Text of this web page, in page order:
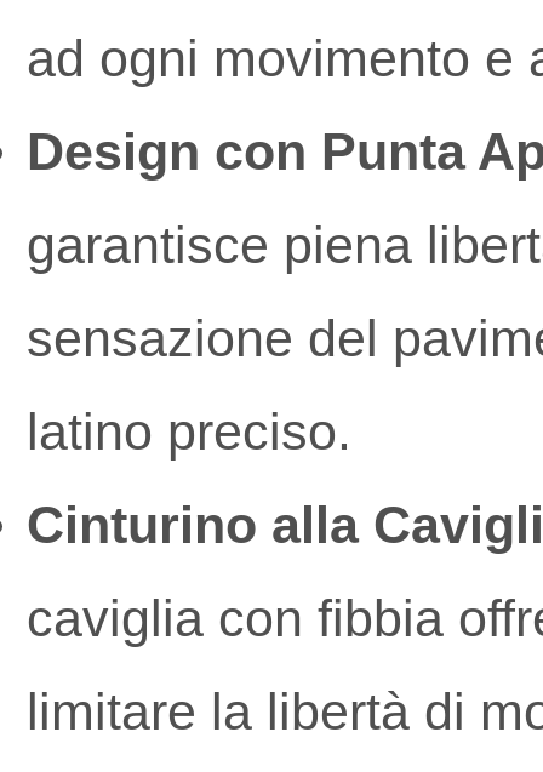
ad ogni movimento e
Design con Punta
garantisce piena
sensazione del
latino preciso.
Cinturino alla
caviglia con fibbia
limitare la libertà di